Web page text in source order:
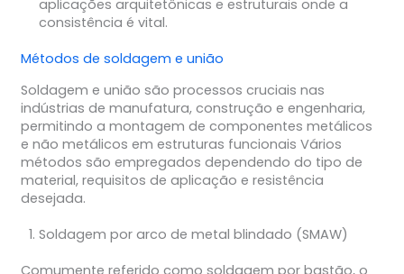
aplicações arquitetônicas e estruturais onde a
consistência é vital.
Métodos de soldagem e união
Soldagem e união são processos cruciais nas
indústrias de manufatura, construção e engenharia,
permitindo a montagem de componentes metálicos
e não metálicos em estruturas funcionais Vários
métodos são empregados dependendo do tipo de
material, requisitos de aplicação e resistência
desejada.
Soldagem por arco de metal blindado (SMAW)